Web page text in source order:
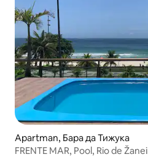
Apartman, Бара да Тижука
FRENTE MAR, Pool, Rio de